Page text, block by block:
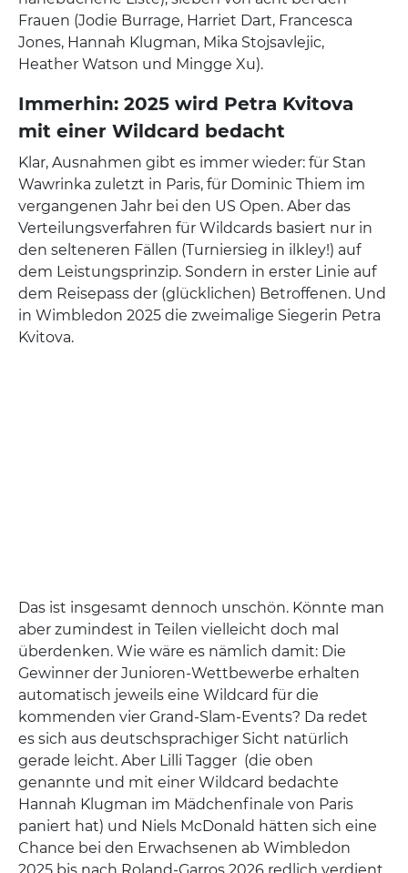
Frauen (Jodie Burrage, Harriet Dart, Francesca
Jones, Hannah Klugman, Mika Stojsavlejic,
Heather Watson und Mingge Xu).
Immerhin: 2025 wird Petra Kvitova
mit einer Wildcard bedacht
Klar, Ausnahmen gibt es immer wieder: für Stan
Wawrinka zuletzt in Paris, für Dominic Thiem im
vergangenen Jahr bei den US Open. Aber das
Verteilungsverfahren für Wildcards basiert nur in
den selteneren Fällen (Turniersieg in ilkley!) auf
dem Leistungsprinzip. Sondern in erster Linie auf
dem Reisepass der (glücklichen) Betroffenen. Und
in Wimbledon 2025 die zweimalige Siegerin Petra
Kvitova.
Das ist insgesamt dennoch unschön. Könnte man
aber zumindest in Teilen vielleicht doch mal
überdenken. Wie wäre es nämlich damit: Die
Gewinner der Junioren-Wettbewerbe erhalten
automatisch jeweils eine Wildcard für die
kommenden vier Grand-Slam-Events? Da redet
es sich aus deutschsprachiger Sicht natürlich
gerade leicht. Aber Lilli Tagger (die oben
genannte und mit einer Wildcard bedachte
Hannah Klugman im Mädchenfinale von Paris
paniert hat) und Niels McDonald hätten sich eine
Chance bei den Erwachsenen ab Wimbledon